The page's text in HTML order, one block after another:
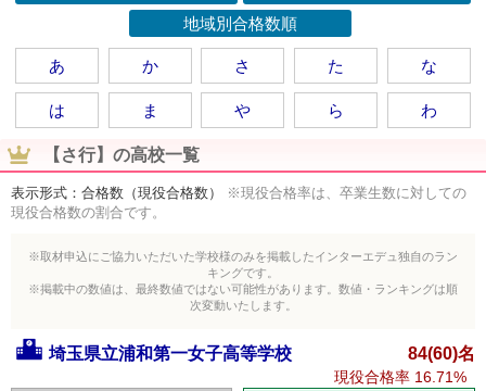
地域別合格数順
あ か さ た な
は ま や ら わ
【さ行】の高校一覧
表示形式：合格数（現役合格数）
※現役合格率は、卒業生数に対しての
現役合格数の割合です。
※取材申込にご協力いただいた学校様のみを掲載したインターエデュ独自のラン
キングです。
※掲載中の数値は、最終数値ではない可能性があります。数値・ランキングは順
次変動いたします。
埼玉県立浦和第一女子高等学校 84(60)名
現役合格率 16.71%